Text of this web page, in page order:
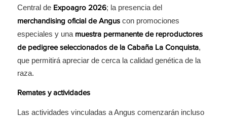
Central de Expoagro 2026; la presencia del
merchandising oficial de Anguscon promociones
especiales y una muestra permanente de reproductores
de pedigree seleccionados de la Cabaña La Conquista,
que permitirá apreciar de cerca la calidad genética de la
raza.
Remates y actividades
Las actividades vinculadas a Angus comenzarán incluso